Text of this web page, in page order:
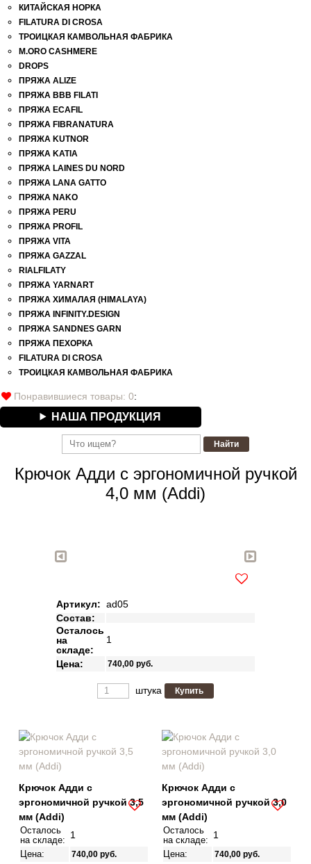
КИТАЙСКАЯ НОРКА
FILATURA DI СROSA
ТРОИЦКАЯ КАМВОЛЬНАЯ ФАБРИКА
M.ORO CASHMERE
DROPS
ПРЯЖА ALIZE
ПРЯЖА BBB FILATI
ПРЯЖА ECAFIL
ПРЯЖА FIBRANATURA
ПРЯЖА KUTNOR
ПРЯЖА KATIA
ПРЯЖА LAINES DU NORD
ПРЯЖА LANA GATTO
ПРЯЖА NAKO
ПРЯЖА PERU
ПРЯЖА PROFIL
ПРЯЖА VITA
ПРЯЖА GAZZAL
RIALFILATY
ПРЯЖА YARNART
ПРЯЖА ХИМАЛАЯ (HIMALAYA)
ПРЯЖА INFINITY.DESIGN
ПРЯЖА SANDNES GARN
ПРЯЖА ПЕХОРКА
FILATURA DI СROSA
ТРОИЦКАЯ КАМВОЛЬНАЯ ФАБРИКА
Понравившиеся товары: 0:
НАША ПРОДУКЦИЯ
Крючок Адди с эргономичной ручкой
4,0 мм (Addi)
Артикул: ad05
Состав:
Осталось
на
складе:
1
Цена: 740,00 руб.
штука
Крючок Адди с
эргономичной ручкой 3,5
мм (Addi)
Осталось
на складе: 1
Цена: 740,00 руб.
Крючок Адди с
эргономичной ручкой 3,0
мм (Addi)
Осталось
на складе: 1
Цена: 740,00 руб.